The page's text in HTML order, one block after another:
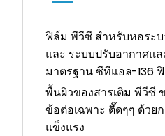
ฟิล์ม พีวีซี สำหรับหอระ
และ ระบบปรับอากาศแ
มาตรฐาน ซีทีแอล-136
พื้นผิวของสารเติม พีวีซี
ข้อต่อเฉพาะ ตื๊ดๆๆ ด้วย
แข็งแรง